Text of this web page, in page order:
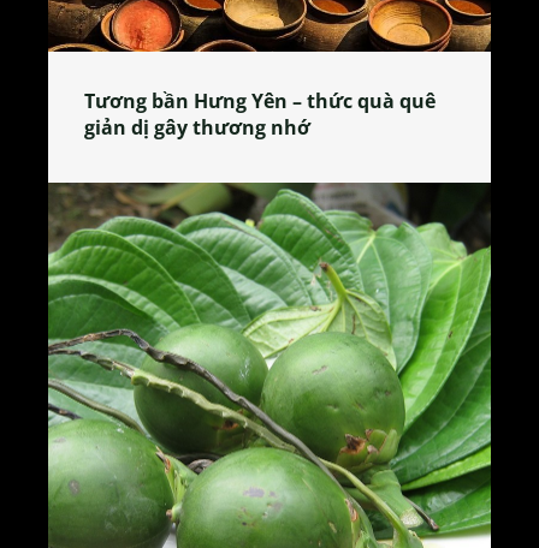
Tương bần Hưng Yên – thức quà quê
giản dị gây thương nhớ